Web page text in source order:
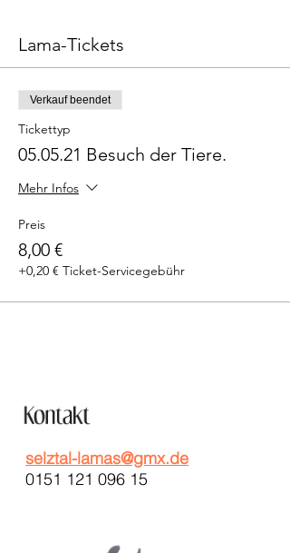
Lama-Tickets
Verkauf beendet
Tickettyp
05.05.21 Besuch der Tiere.
Mehr Infos
Preis
8,00 €
+0,20 € Ticket-Servicegebühr
selztal-lamas@gmx.de
0151 121 096 15